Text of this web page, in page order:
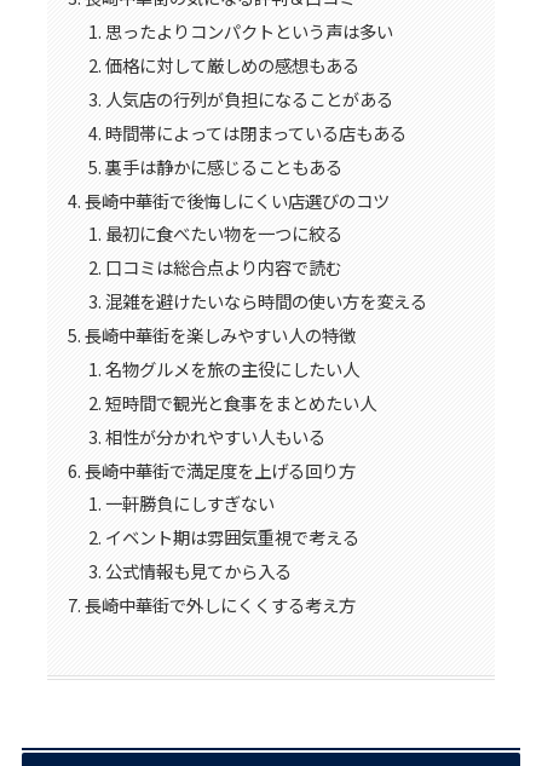
思ったよりコンパクトという声は多い
価格に対して厳しめの感想もある
人気店の行列が負担になることがある
時間帯によっては閉まっている店もある
裏手は静かに感じることもある
長崎中華街で後悔しにくい店選びのコツ
最初に食べたい物を一つに絞る
口コミは総合点より内容で読む
混雑を避けたいなら時間の使い方を変える
長崎中華街を楽しみやすい人の特徴
名物グルメを旅の主役にしたい人
短時間で観光と食事をまとめたい人
相性が分かれやすい人もいる
長崎中華街で満足度を上げる回り方
一軒勝負にしすぎない
イベント期は雰囲気重視で考える
公式情報も見てから入る
長崎中華街で外しにくくする考え方